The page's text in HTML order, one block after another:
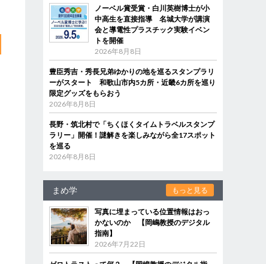
ノーベル賞受賞・白川英樹博士が小
中高生を直接指導 名城大学が講演
会と導電性プラスチック実験イベン
トを開催
2026年8月8日
豊臣秀吉・秀長兄弟ゆかりの地を巡るスタンプラリ
ーがスタート 和歌山市内5カ所・近畿6カ所を巡り
限定グッズをもらおう
2026年8月8日
長野・筑北村で「ちくほくタイムトラベルスタンプ
ラリー」開催！謎解きを楽しみながら全17スポット
を巡る
2026年8月8日
まめ学 もっと見る
写真に埋まっている位置情報はおっ
かないのか 【岡嶋教授のデジタル
指南】
2026年7月22日